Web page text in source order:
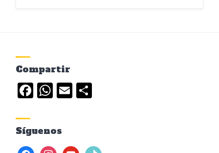
Compartir
Facebook
WhatsApp
Email
Síguenos